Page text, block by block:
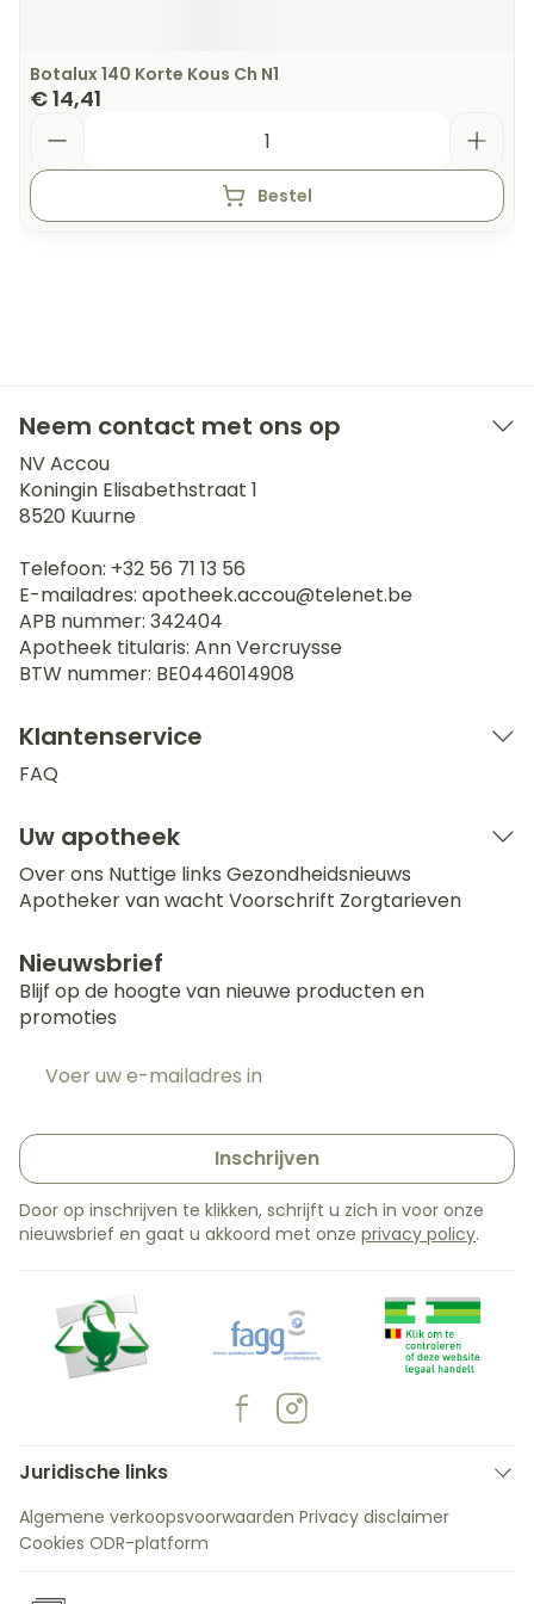
Botalux 140 Korte Kous Ch N1
€ 14,41
Bestel
Neem contact met ons op
NV Accou
Koningin Elisabethstraat 1
8520 Kuurne
Telefoon: +32 56 71 13 56
E-mailadres: apotheek.accou@telenet.be
APB nummer: 342404
Apotheek titularis: Ann Vercruysse
BTW nummer: BE0446014908
Klantenservice
FAQ
Uw apotheek
Over ons Nuttige links Gezondheidsnieuws
Apotheker van wacht Voorschrift Zorgtarieven
Nieuwsbrief
Blijf op de hoogte van nieuwe producten en
promoties
Inschrijven
Door op inschrijven te klikken, schrijft u zich in voor onze
nieuwsbrief en gaat u akkoord met onze privacy policy.
Juridische links
Algemene verkoopsvoorwaarden Privacy disclaimer
Cookies ODR-platform